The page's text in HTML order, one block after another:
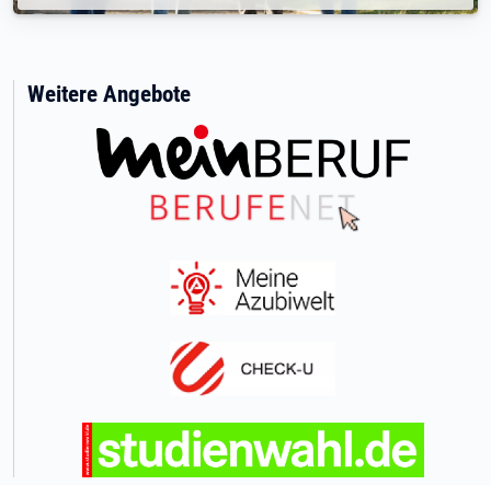
Weitere Angebote